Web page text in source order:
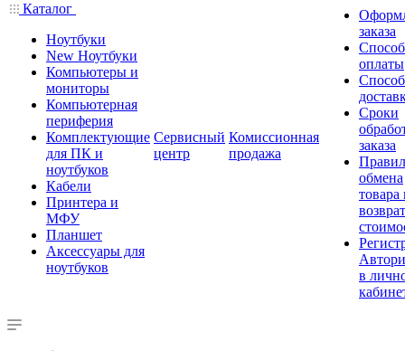
Каталог
Ноутбуки
New Ноутбуки
Компьютеры и
мониторы
Компьютерная
периферия
Комплектующие
для ПК и
ноутбуков
Кабели
Принтера и
МФУ
Планшет
Аксессуары для
ноутбуков
Сервисный
центр
Комиссионная
продажа
заказа
оплаты
Сроки
заказа
обмена
товара
в